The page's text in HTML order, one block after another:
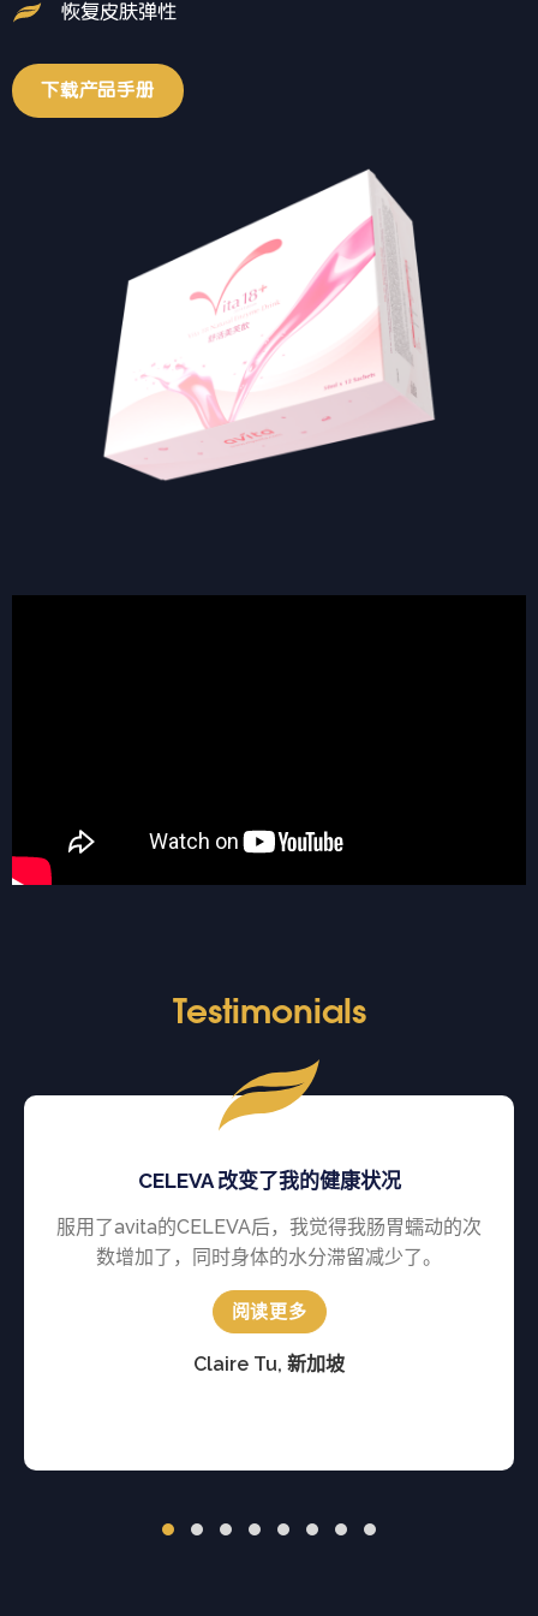
恢复皮肤弹性
下载产品手册
Testimonials
CELEVA 改变了我的健康状况
服用了avita的CELEVA后，我觉得我肠胃蠕动的次
数增加了，同时身体的水分滞留减少了。
阅读更多
Claire Tu, 新加坡